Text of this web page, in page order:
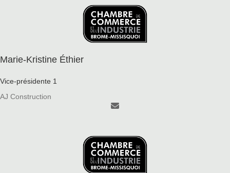
Marie-Kristine Éthier
Vice-présidente 1
AJ Construction